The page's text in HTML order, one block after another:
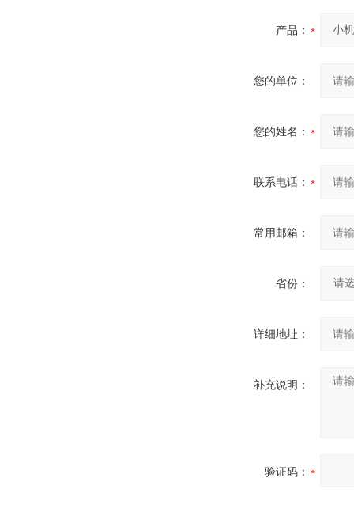
产品：
您的单位：
您的姓名：
联系电话：
常用邮箱：
省份：
详细地址：
补充说明：
验证码：